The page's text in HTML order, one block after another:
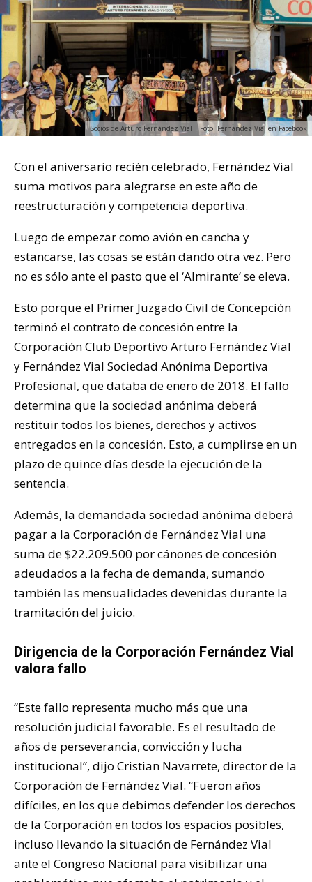
Socios de Arturo Fernández Vial | Foto: Fernández Vial en Facebook
Con el aniversario recién celebrado, Fernández Vial
suma motivos para alegrarse en este año de
reestructuración y competencia deportiva.
Luego de empezar como avión en cancha y
estancarse, las cosas se están dando otra vez. Pero
no es sólo ante el pasto que el ‘Almirante’ se eleva.
Esto porque el Primer Juzgado Civil de Concepción
terminó el contrato de concesión entre la
Corporación Club Deportivo Arturo Fernández Vial
y Fernández Vial Sociedad Anónima Deportiva
Profesional, que databa de enero de 2018. El fallo
determina que la sociedad anónima deberá
restituir todos los bienes, derechos y activos
entregados en la concesión. Esto, a cumplirse en un
plazo de quince días desde la ejecución de la
sentencia.
Además, la demandada sociedad anónima deberá
pagar a la Corporación de Fernández Vial una
suma de $22.209.500 por cánones de concesión
adeudados a la fecha de demanda, sumando
también las mensualidades devenidas durante la
tramitación del juicio.
Dirigencia de la Corporación Fernández Vial
valora fallo
“Este fallo representa mucho más que una
resolución judicial favorable. Es el resultado de
años de perseverancia, convicción y lucha
institucional”, dijo Cristian Navarrete, director de la
Corporación de Fernández Vial. “Fueron años
difíciles, en los que debimos defender los derechos
de la Corporación en todos los espacios posibles,
incluso llevando la situación de Fernández Vial
ante el Congreso Nacional para visibilizar una